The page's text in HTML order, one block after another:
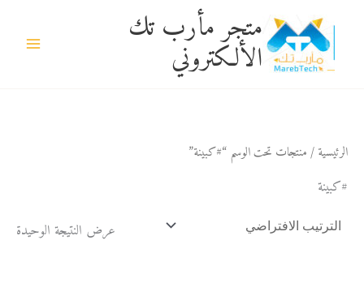
المحتوى
متجر مأرب تك
الألكتروني
الرئيسية/ منتجات تحت الوسم “#كبينة”
#كبينة
عرض النتيجة الوحيدة